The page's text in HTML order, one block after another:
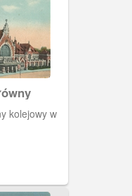
kolejowy w